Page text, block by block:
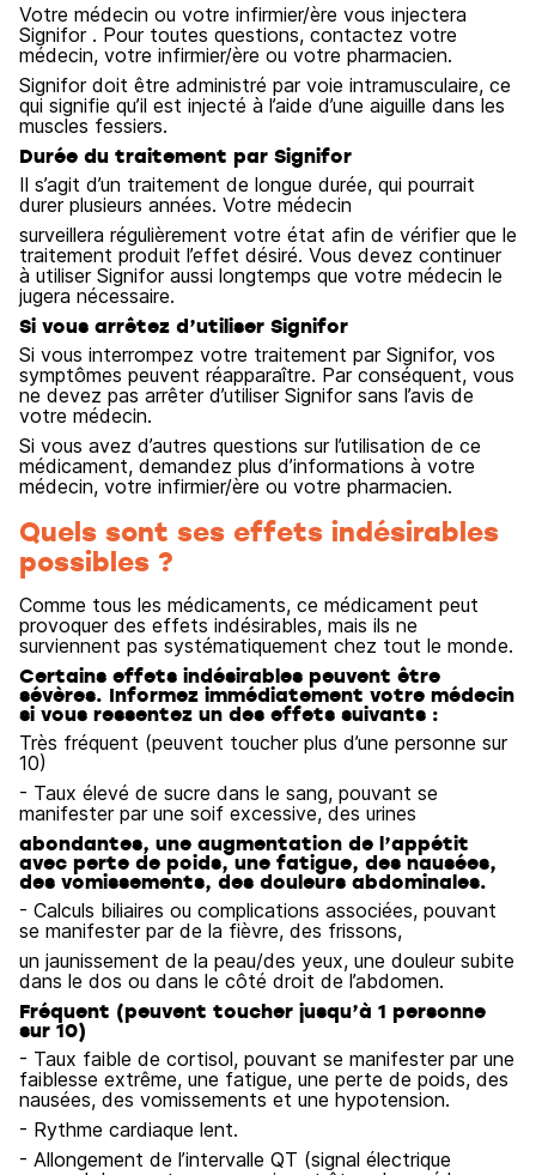
Votre médecin ou votre infirmier/ère vous injectera
Signifor . Pour toutes questions, contactez votre
médecin, votre infirmier/ère ou votre pharmacien.
Signifor doit être administré par voie intramusculaire, ce
qui signifie qu’il est injecté à l’aide d’une aiguille dans les
muscles fessiers.
Durée du traitement par Signifor
Il s’agit d’un traitement de longue durée, qui pourrait
durer plusieurs années. Votre médecin
surveillera régulièrement votre état afin de vérifier que le
traitement produit l’effet désiré. Vous devez continuer
à utiliser Signifor aussi longtemps que votre médecin le
jugera nécessaire.
Si vous arrêtez d’utiliser Signifor
Si vous interrompez votre traitement par Signifor, vos
symptômes peuvent réapparaître. Par conséquent, vous
ne devez pas arrêter d’utiliser Signifor sans l’avis de
votre médecin.
Si vous avez d’autres questions sur l’utilisation de ce
médicament, demandez plus d’informations à votre
médecin, votre infirmier/ère ou votre pharmacien.
Quels sont ses effets indésirables
possibles ?
Comme tous les médicaments, ce médicament peut
provoquer des effets indésirables, mais ils ne
surviennent pas systématiquement chez tout le monde.
Certains effets indésirables peuvent être
sévères. Informez immédiatement votre médecin
si vous ressentez un des effets suivants :
Très fréquent (peuvent toucher plus d’une personne sur
10)
- Taux élevé de sucre dans le sang, pouvant se
manifester par une soif excessive, des urines
abondantes, une augmentation de l’appétit
avec perte de poids, une fatigue, des nausées,
des vomissements, des douleurs abdominales.
- Calculs biliaires ou complications associées, pouvant
se manifester par de la fièvre, des frissons,
un jaunissement de la peau/des yeux, une douleur subite
dans le dos ou dans le côté droit de l’abdomen.
Fréquent (peuvent toucher jusqu’à 1 personne
sur 10)
- Taux faible de cortisol, pouvant se manifester par une
faiblesse extrême, une fatigue, une perte de poids, des
nausées, des vomissements et une hypotension.
- Rythme cardiaque lent.
- Allongement de l’intervalle QT (signal électrique